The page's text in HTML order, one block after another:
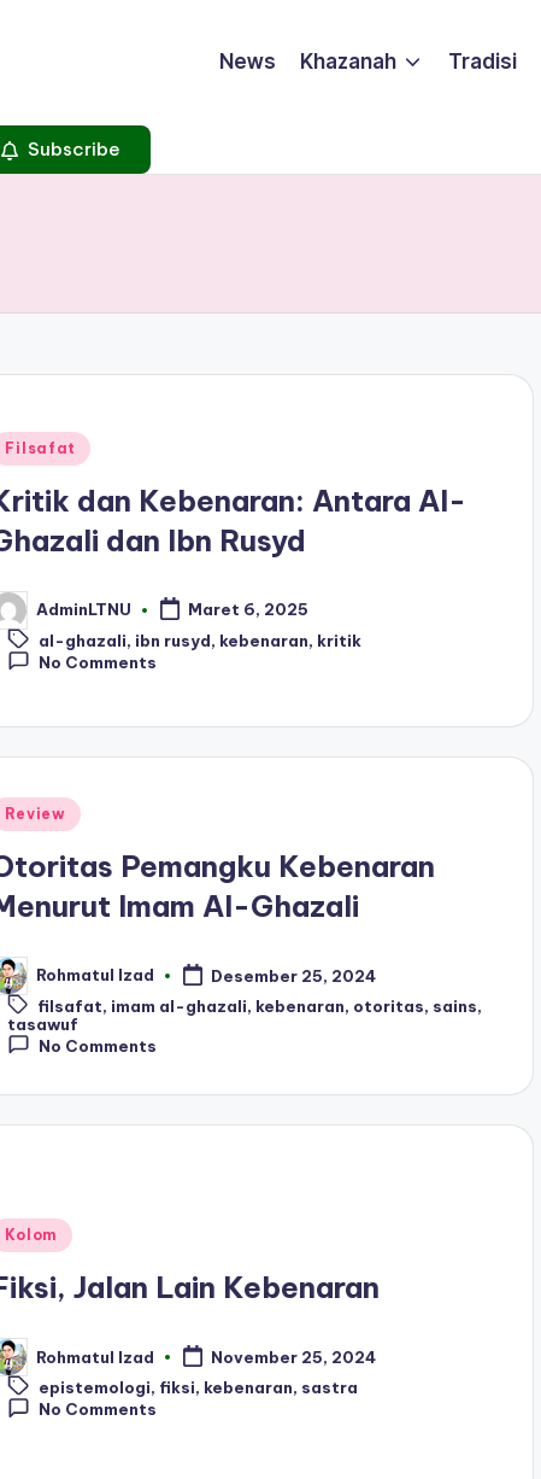
News Khazanah Tradisi
Subscribe
Filsafat
dan Kebenaran: Antara Al-
dan Ibn Rusyd
AdminLTNU
Maret 6, 2025
Tags:
al-ghazali, ibn rusyd, kebenaran, kritik
No Comments
Review
Pemangku Kebenaran
Imam Al-Ghazali
Rohmatul Izad
Desember 25, 2024
Tags:filsafat, imam al-ghazali, kebenaran, otoritas, sains,
tasawuf
No Comments
Kolom
Jalan Lain Kebenaran
Rohmatul Izad
November 25, 2024
Tags:
epistemologi, fiksi, kebenaran, sastra
No Comments